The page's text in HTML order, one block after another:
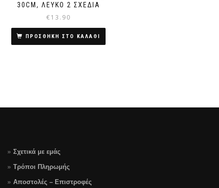
30CM, ΛΕΥΚΌ 2 ΣΧΕΔΙΑ
€13.90
ΠΡΟΣΘΗΚΗ ΣΤΟ ΚΑΛΑΘΙ
Σχετικά με εμάς
Τρόποι Πληρωμής
Αποστολές – Επιστροφές